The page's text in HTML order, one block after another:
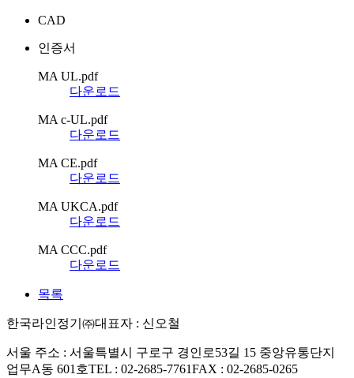
CAD
인증서
MA UL.pdf
다운로드
MA c-UL.pdf
다운로드
MA CE.pdf
다운로드
MA UKCA.pdf
다운로드
MA CCC.pdf
다운로드
목록
한국라인정기㈜대표자 : 신오철
서울 주소 : 서울특별시 구로구 경인로53길 15 중앙유통단지
업무A동 601호TEL : 02-2685-7761FAX : 02-2685-0265